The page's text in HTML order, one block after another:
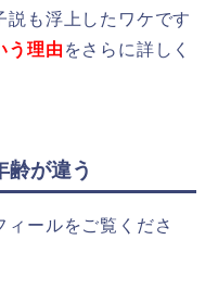
説も浮上したワケです
う理由 をさらに詳しく
が違う
ィールをご覧くださ